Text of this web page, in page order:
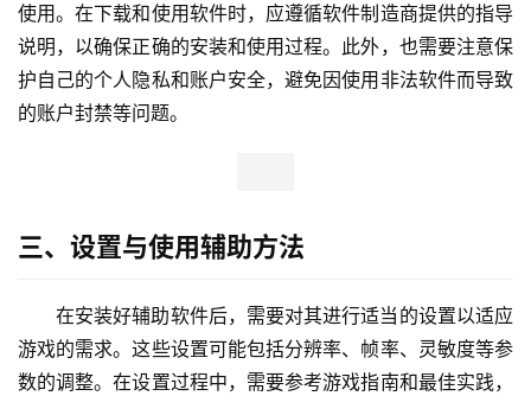
使用。在下载和使用软件时，应遵循软件制造商提供的指导
说明，以确保正确的安装和使用过程。此外，也需要注意保
护自己的个人隐私和账户安全，避免因使用非法软件而导致
的账户封禁等问题。
三、设置与使用辅助方法
在安装好辅助软件后，需要对其进行适当的设置以适应
游戏的需求。这些设置可能包括分辨率、帧率、灵敏度等参
数的调整。在设置过程中，需要参考游戏指南和最佳实践，